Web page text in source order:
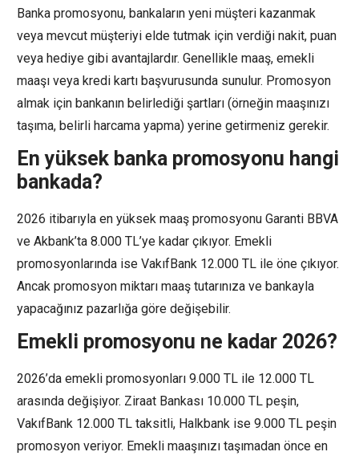
Banka promosyonu, bankaların yeni müşteri kazanmak
veya mevcut müşteriyi elde tutmak için verdiği nakit, puan
veya hediye gibi avantajlardır. Genellikle maaş, emekli
maaşı veya kredi kartı başvurusunda sunulur. Promosyon
almak için bankanın belirlediği şartları (örneğin maaşınızı
taşıma, belirli harcama yapma) yerine getirmeniz gerekir.
En yüksek banka promosyonu hangi
bankada?
2026 itibarıyla en yüksek maaş promosyonu Garanti BBVA
ve Akbank’ta 8.000 TL’ye kadar çıkıyor. Emekli
promosyonlarında ise VakıfBank 12.000 TL ile öne çıkıyor.
Ancak promosyon miktarı maaş tutarınıza ve bankayla
yapacağınız pazarlığa göre değişebilir.
Emekli promosyonu ne kadar 2026?
2026’da emekli promosyonları 9.000 TL ile 12.000 TL
arasında değişiyor. Ziraat Bankası 10.000 TL peşin,
VakıfBank 12.000 TL taksitli, Halkbank ise 9.000 TL peşin
promosyon veriyor. Emekli maaşınızı taşımadan önce en